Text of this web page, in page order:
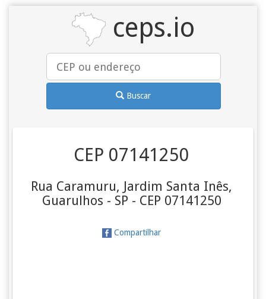
ceps.io
Buscar
CEP 07141250
Rua Caramuru, Jardim Santa Inês,
Guarulhos - SP - CEP 07141250
Compartilhar